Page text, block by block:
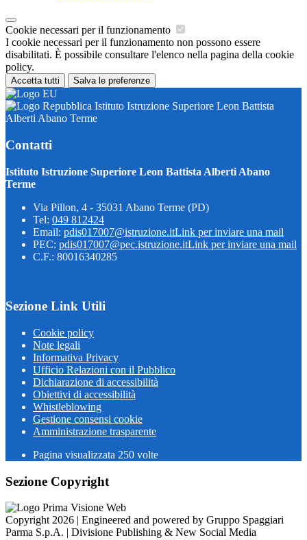
Cookie necessari per il funzionamento
I cookie necessari per il funzionamento non possono essere
disabilitati. È possibile consultare l'elenco nella pagina della cookie
policy.
Accetta tutti Salva le preferenze
Istituto Istruzione Superiore Leon Battista
Alberti Abano Terme
Contatti
Istituto Istruzione Superiore Leon Battista Alberti Abano
Terme
Via Pillon, 4 - 35031 Abano Terme (PD)
Tel: 049 812424
Email: pdis017007@istruzione.itLink per inviare una mail
PEC: pdis017007@pec.istruzione.itLink per inviare una mail
C.F.: 80016340285
Sezione Link Utili
Cookie policy
Note legali
Informativa Privacy
Ufficio Relazioni con il Pubblico
Dichiarazione di accessibilità
Obiettivi di accessibilità
Whistleblowing
Gestione consensi cookie
Amministrazione trasparente
Pagina visualizzata 250 volte
Sezione Copyright
Copyright 2026 | Engineered and powered by Gruppo Spaggiari
Parma S.p.A. | Divisione Publishing & New Social Media